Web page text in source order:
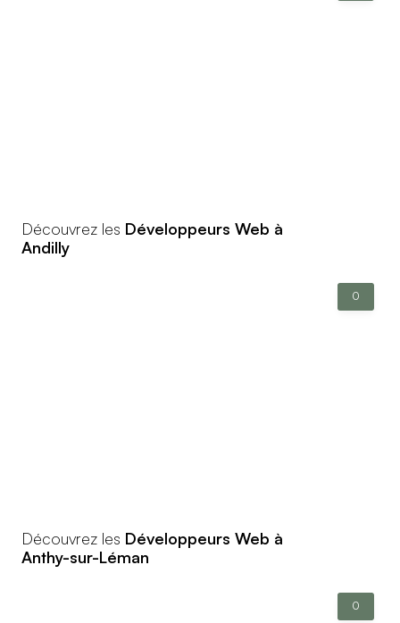
Découvrez les Développeurs Web à
Andilly
0
Découvrez les Développeurs Web à
Anthy-sur-Léman
0